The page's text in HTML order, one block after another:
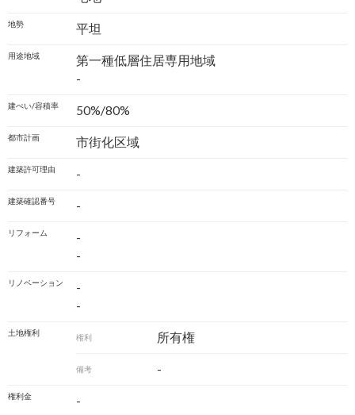
地勢 平坦
用途地域
第一種低層住居専用地域
-
建ぺい/容積率 50%/80%
都市計画 市街化区域
建築許可理由 -
建築確認番号 -
リフォーム
-
-
リノベーション
-
-
土地権利 権利 所有権
備考 -
権利金 -